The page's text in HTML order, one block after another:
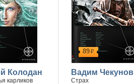
Колодан
карликов
89р
Вадим Чекунов
Страх